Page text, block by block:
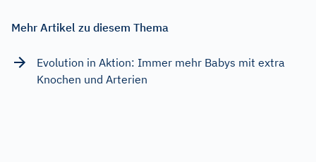
Mehr Artikel zu diesem Thema
Evolution in Aktion: Immer mehr Babys mit extra
Knochen und Arterien